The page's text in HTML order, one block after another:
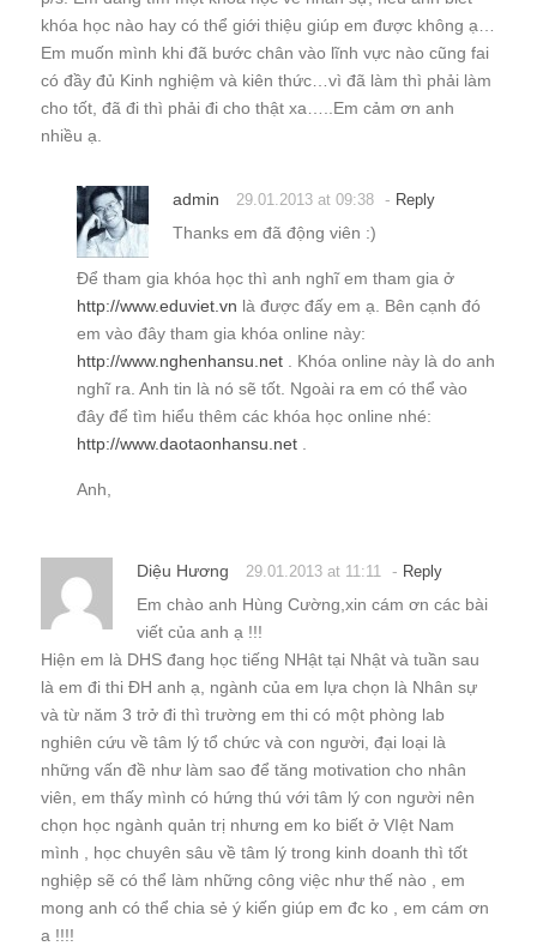
khóa học nào hay có thể giới thiệu giúp em được không ạ…
Em muốn mình khi đã bước chân vào lĩnh vực nào cũng fai
có đầy đủ Kinh nghiệm và kiên thức…vì đã làm thì phải làm
cho tốt, đã đi thì phải đi cho thật xa…..Em cảm ơn anh
nhiều ạ.
admin 29.01.2013 at 09:38 - Reply
Thanks em đã động viên :)
Để tham gia khóa học thì anh nghĩ em tham gia ở
http://www.eduviet.vn là được đấy em ạ. Bên cạnh đó
em vào đây tham gia khóa online này:
http://www.nghenhansu.net . Khóa online này là do anh
nghĩ ra. Anh tin là nó sẽ tốt. Ngoài ra em có thể vào
đây để tìm hiểu thêm các khóa học online nhé:
http://www.daotaonhansu.net
Anh,
Diệu Hương 29.01.2013 at 11:11 - Reply
Em chào anh Hùng Cường,xin cám ơn các bài
viết của anh ạ !!!
Hiện em là DHS đang học tiếng NHật tại Nhật và tuần sau
là em đi thi ĐH anh ạ, ngành của em lựa chọn là Nhân sự
và từ năm 3 trở đi thì trường em thi có một phòng lab
nghiên cứu về tâm lý tổ chức và con người, đại loại là
những vấn đề như làm sao để tăng motivation cho nhân
viên, em thấy mình có hứng thú với tâm lý con người nên
chọn học ngành quản trị nhưng em ko biết ở VIệt Nam
mình , học chuyên sâu về tâm lý trong kinh doanh thì tốt
nghiệp sẽ có thể làm những công việc như thế nào , em
mong anh có thể chia sẻ ý kiến giúp em đc ko , em cám ơn
a !!!!